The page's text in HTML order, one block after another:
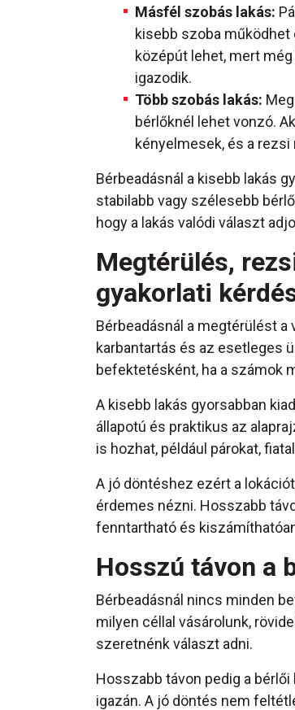
Másfél szobás lakás:
kisebb szoba működhet
középút lehet, mert
igazodik.
Több szobás lakás:
bérlőknél lehet vonzó.
kényelmesek, és a rezsi
Bérbeadásnál a kisebb lakás
stabilabb vagy szélesebb
hogy a lakás valódi választ
Megtérülés,
gyakorlati
Bérbeadásnál a megtérülést
karbantartás és az esetleges
befektetésként, ha a számok
A kisebb lakás gyorsabban
állapotú és praktikus az
is hozhat, például párokat,
A jó döntéshez ezért a
érdemes nézni. Hosszabb
fenntartható és
Hosszú távon a
Bérbeadásnál nincs minden
milyen céllal vásárolunk,
szeretnénk választ adni.
Hosszabb távon pedig a
igazán. A jó döntés nem